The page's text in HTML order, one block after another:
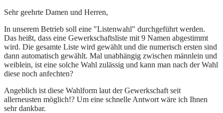
Sehr geehrte Damen und Herren,
In unserem Betrieb soll eine "Listenwahl" durchgeführt werden.
Das heißt, dass eine Gewerkschaftsliste mit 9 Namen abgestimmt
wird. Die gesamte Liste wird gewählt und die numerisch ersten sind
dann automatisch gewählt. Mal unabhängig zwischen männlein und
weiblein, ist eine solche Wahl zulässig und kann man nach der Wahl
diese noch anfechten?
Angeblich ist diese Wahlform laut der Gewerkschaft seit
allerneusten möglich!? Um eine schnelle Antwort wäre ich Ihnen
sehr dankbar.